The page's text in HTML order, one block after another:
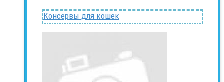
Консервы для кошек